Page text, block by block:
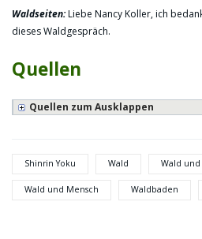
Waldseiten:Liebe Nancy Koller, ich
dieses Waldgespräch.
Quellen
Quellen zum Ausklappen
Shinrin Yoku Wald Wald
Wald und Mensch Waldbaden